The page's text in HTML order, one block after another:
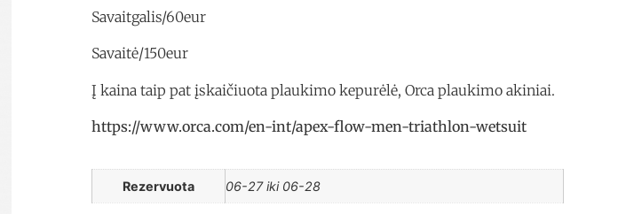
Savaitgalis/60eur
Savaitė/150eur
Į kaina taip pat įskaičiuota plaukimo kepurėlė, Orca plaukimo akiniai.
https://www.orca.com/en-int/apex-flow-men-triathlon-wetsuit
Rezervuota 06-27 iki 06-28